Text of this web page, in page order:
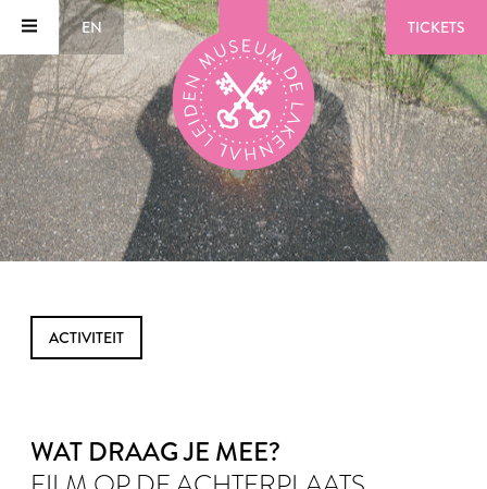
EN TICKETS
ACTIVITEIT
WAT DRAAG JE MEE?